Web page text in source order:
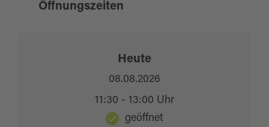
Öffnungszeiten
Heute
08.08.2026
11:30 - 13:00 Uhr
geöffnet